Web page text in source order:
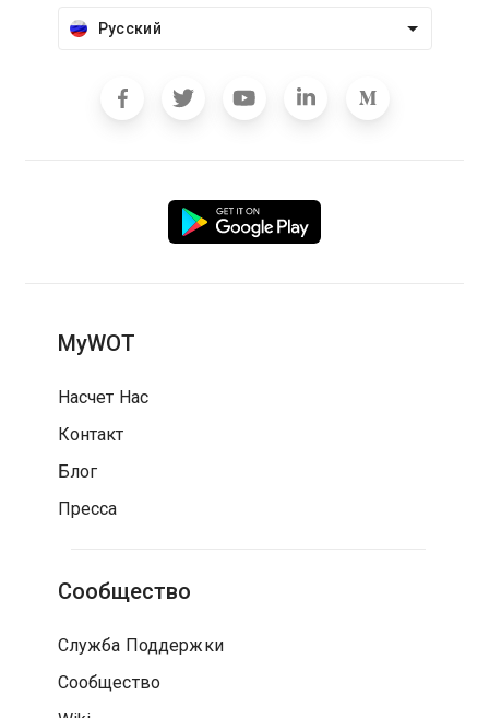
Русский
MyWOT
Насчет Нас
Контакт
Блог
Пресса
Сообщество
Служба Поддержки
Сообщество